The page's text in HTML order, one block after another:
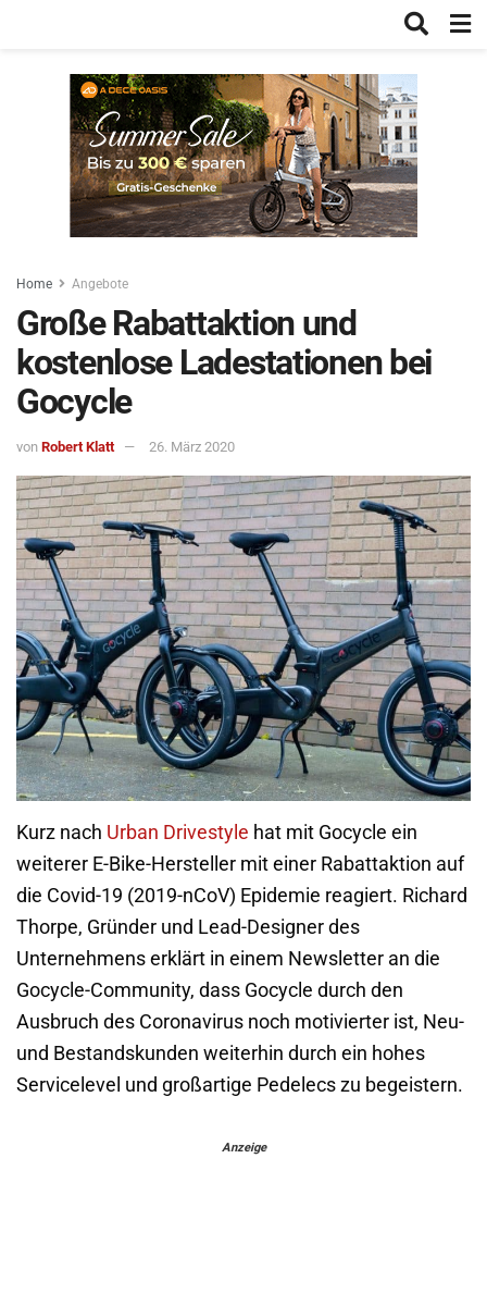
Home Angebote
Große Rabattaktion und
kostenlose Ladestationen bei
Gocycle
von Robert Klatt 26. März 2020
Kurz nach Urban Drivestyle hat mit Gocycle ein
weiterer E-Bike-Hersteller mit einer Rabattaktion auf
die Covid-19 (2019-nCoV) Epidemie reagiert. Richard
Thorpe, Gründer und Lead-Designer des
Unternehmens erklärt in einem Newsletter an die
Gocycle-Community, dass Gocycle durch den
Ausbruch des Coronavirus noch motivierter ist, Neu-
und Bestandskunden weiterhin durch ein hohes
Servicelevel und großartige Pedelecs zu begeistern.
Anzeige